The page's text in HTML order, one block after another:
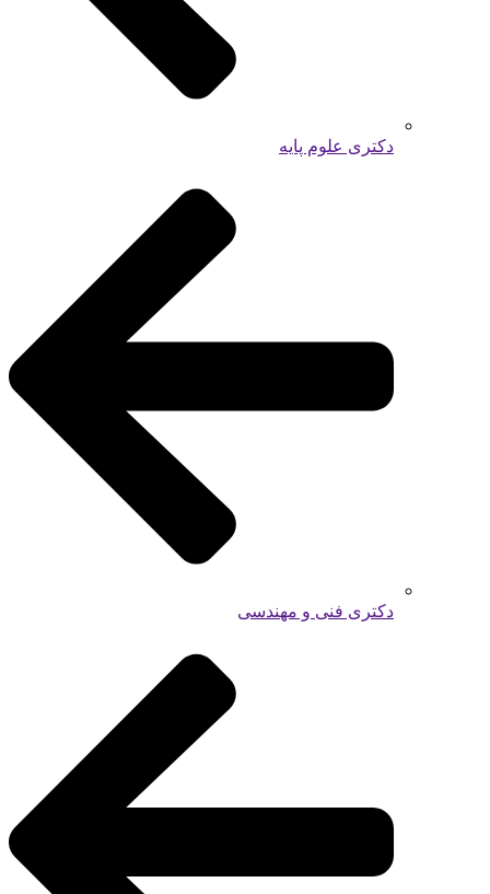
دکتری علوم پایه
دکتری فنی و مهندسی